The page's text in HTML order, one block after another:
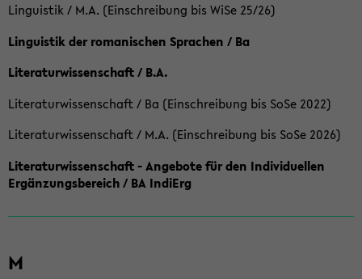
Linguistik / M.A. (Einschreibung bis WiSe 25/26)
Linguistik der romanischen Sprachen / Ba
Literaturwissenschaft / B.A.
Literaturwissenschaft / Ba (Einschreibung bis SoSe 2022)
Literaturwissenschaft / M.A. (Einschreibung bis SoSe 2026)
Literaturwissenschaft - Angebote für den Individuellen
Ergänzungsbereich / BA IndiErg
M